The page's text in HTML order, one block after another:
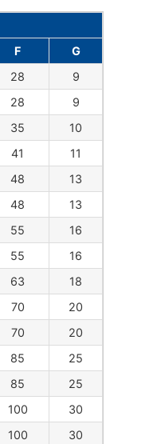
F
G
28
9
28
9
35
10
41
11
48
13
48
13
55
16
55
16
63
18
70
20
70
20
85
25
85
25
100
30
100
30